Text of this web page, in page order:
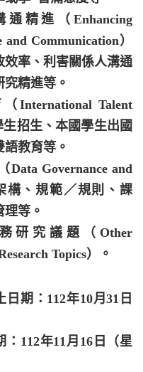
精進（Enhancing
Communication）
率、利害關係人溝通
精進等。
International Talent
招生、本國學生出國
教育等。
Governance and
構、規範／規則、課
等。
研究議題（Other
Topics）。
期：112年10月31日
112年11月16日（星